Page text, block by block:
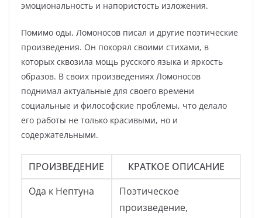
эмоциональность и напористость изложения.
Помимо оды, Ломоносов писал и другие поэтические
произведения. Он покорял своими стихами, в
которых сквозила мощь русского языка и яркость
образов. В своих произведениях Ломоносов
поднимал актуальные для своего времени
социальные и философские проблемы, что делало
его работы не только красивыми, но и
содержательными.
ПРОИЗВЕДЕНИЕ
КРАТКОЕ ОПИСАНИЕ
Ода к Нептуна
Поэтическое
произведение,